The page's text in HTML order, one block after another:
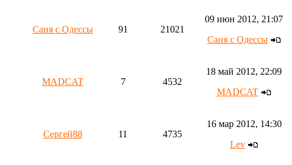
Саня с Одессы 91 21021
09 июн 2012, 21:07
Саня с Одессы
MADCAT 7 4532
18 май 2012, 22:09
MADCAT
Сергей88 11 4735
16 мар 2012, 14:30
Lev